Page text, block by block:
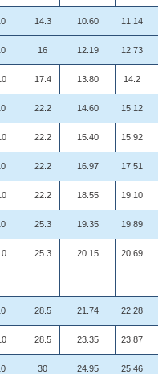
11.14
10.60
14.3
12.73
12.19
16
14.2
13.80
17.4
15.12
14.60
22.2
15.92
15.40
22.2
17.51
16.97
22.2
19.10
18.55
22.2
19.89
19.35
25.3
20.69
20.15
25.3
22.28
21.74
28.5
23.87
23.35
28.5
25.46
24.95
30